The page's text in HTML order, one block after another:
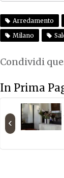
Arredamento
Milano
Condividi
In Prima
‹